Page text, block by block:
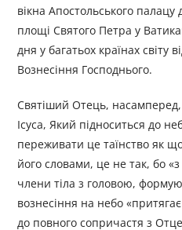
вікна Апостольського палацу
площі Святого Петра у
дня у багатьох країнах світу
Вознесіння Господнього.
Святіший Отець,
Ісуса, Який підноситься до
переживати це таїнство як
його словами, це не так, бо
члени тіла з головою,
вознесіння на небо
до повного сопричастя з